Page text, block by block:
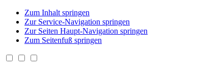
Zum Inhalt springen
Zur Service-Navigation springen
Zur Seiten Haupt-Navigation springen
Zum Seitenfuß springen